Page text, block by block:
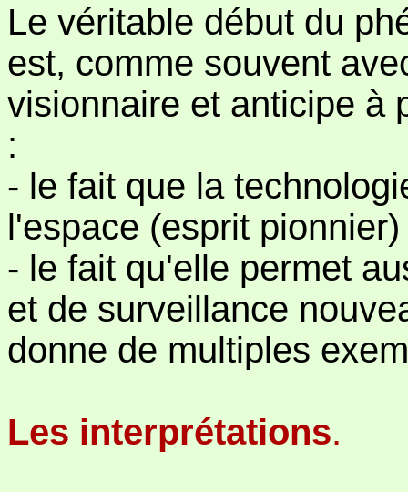
Le véritable début du
est, comme souvent
visionnaire et anticipe à
:
- le fait que la
l'espace (esprit pionnier)
- le fait qu'elle permet
et de surveillance
donne de multiples
Les interprétations.